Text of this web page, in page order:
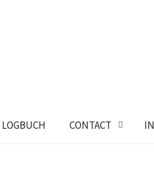
LOGBUCH CONTACT